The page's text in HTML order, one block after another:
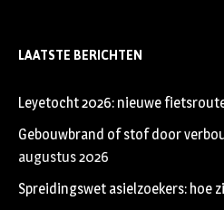
LAATSTE BERICHTEN
Leyetocht 2026: nieuwe
Gebouwbrand of stof door
augustus 2026
Spreidingswet asielzoekers: hoe